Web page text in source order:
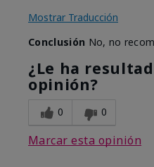
Mostrar Traducción
Conclusión No, no
¿Le ha
opinión?
0 0
Marcar esta opinión